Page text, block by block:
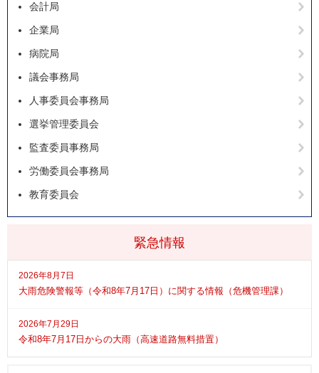
緊急情報
2026年8月7日
大雨危険警報等（令和8年7月17日）に関する情報（危機管理課）
2026年7月29日
令和8年7月17日からの大雨（高速道路無料措置）
会計局
企業局
病院局
議会事務局
人事委員会事務局
選挙管理委員会
監査委員事務局
労働委員会事務局
教育委員会